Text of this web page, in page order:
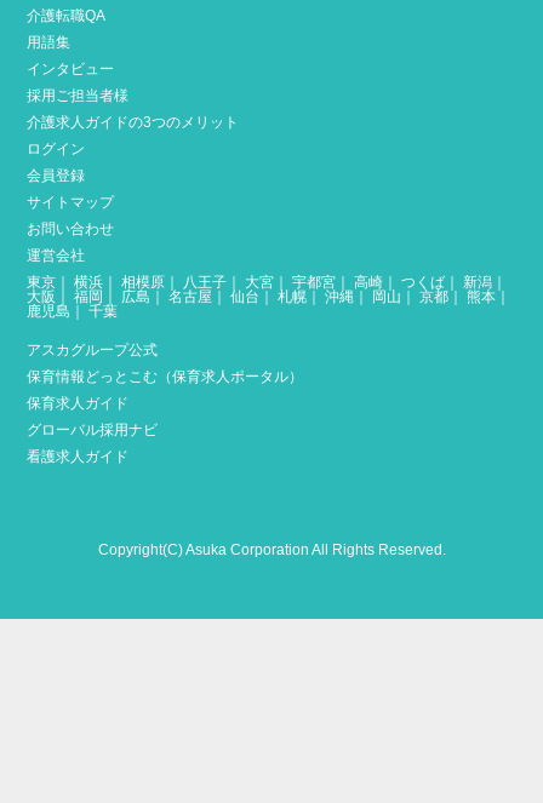
介護転職QA
用語集
インタビュー
採用ご担当者様
介護求人ガイドの3つのメリット
ログイン
会員登録
サイトマップ
お問い合わせ
運営会社
東京 ｜横浜 ｜相模原 八王子 大宮 ｜宇都宮 ｜高崎 ｜つくば 新潟
大阪
｜福岡 広島 ｜名古屋 ｜仙台 ｜札幌 ｜沖縄 岡山 ｜京都 ｜熊本
鹿児島
｜千葉
アスカグループ公式
保育情報どっとこむ（保育求人ポータル）
保育求人ガイド
グローバル採用ナビ
看護求人ガイド
Copyright(C) Asuka Corporation All Rights Reserved.